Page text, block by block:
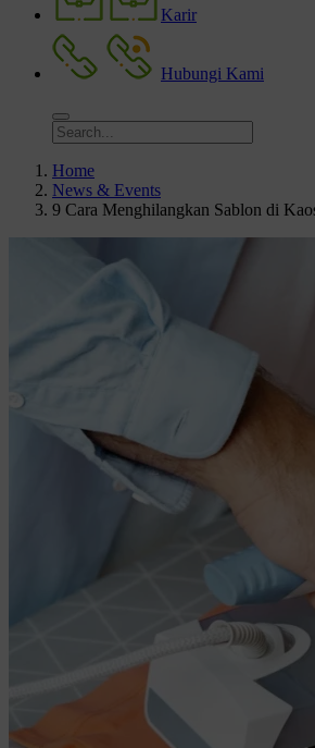
Karir
Hubungi Kami
Home
News & Events
9 Cara Menghilangkan Sablon di